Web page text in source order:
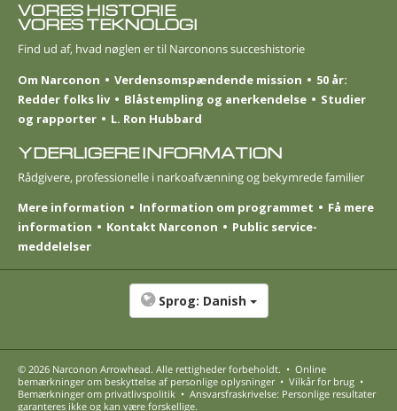
VORES HISTORIE
VORES TEKNOLOGI
Find ud af, hvad nøglen er til Narconons succeshistorie
Om Narconon
Verdensomspændende mission
50 år:
Redder folks liv
Blåstempling og anerkendelse
Studier
og rapporter
L. Ron Hubbard
YDERLIGERE INFORMATION
Rådgivere, professionelle i narkoafvænning og bekymrede familier
Mere information
Information om programmet
Få mere
information
Kontakt Narconon
Public service-
meddelelser
Sprog: Danish
© 2026 Narconon Arrowhead. Alle rettigheder forbeholdt. • Online
bemærkninger om beskyttelse af personlige oplysninger• Vilkår for brug •
Bemærkninger om privatlivspolitik • Ansvarsfraskrivelse: Personlige resultater
garanteres ikke og kan være forskellige.